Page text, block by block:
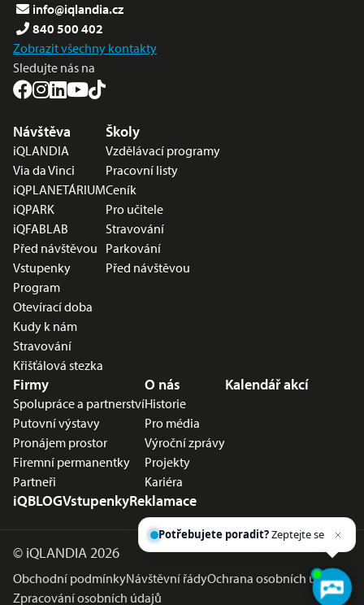
info@iqlandia.cz
840 500 402
Zobrazit všechny kontakty
Sledujte nás na
Nabídka v zápatí
Návštěva
iQLANDIA
Via da Vinci
iQPLANETÁRIUM
iQPARK
iQFABLAB
Před návštěvou
Vstupenky
Program
Otevírací doba
Kudy k nám
Stravování
Křišťálová stezka
Školy
Vzdělávací programy
Pracovní listy
Ceník
Pro učitele
Stravování
Parkování
Před návštěvou
Firmy
Spolupráce a partnerství
Putovní výstavy
Pronájem prostor
Firemní permanentky
Partneři
O nás
Historie
Pro média
Výroční zprávy
Projekty
Kariéra
Kalendář akcí
iQBLOGVstupenkyReklamace
© iQLANDIA 2026
Obchodní podmínkyNávštěvní řádyOchrana osobních údajů
Zpracování osobních údajů
Potřebujete poradit?Zeptejte se našeho
asistenta Chettyho.